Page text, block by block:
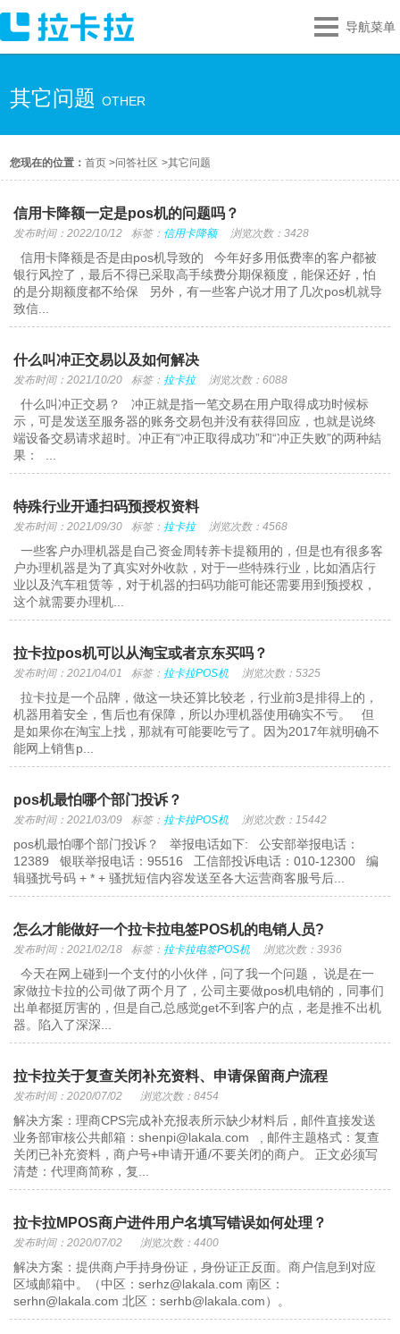
导航菜单
其它问题OTHER
您现在的位置：首页 >问答社区 >其它问题
信用卡降额一定是pos机的问题吗？
发布时间：2022/10/12 标签： 信用卡降额 浏览次数：3428
信用卡降额是否是由pos机导致的 今年好多用低费率的客户都被
银行风控了，最后不得已采取高手续费分期保额度，能保还好，怕
的是分期额度都不给保 另外，有一些客户说才用了几次pos机就导
致信...
什么叫冲正交易以及如何解决
发布时间：2021/10/20 标签： 拉卡拉 浏览次数：6088
什么叫冲正交易？ 冲正就是指一笔交易在用户取得成功时候标
示，可是发送至服务器的账务交易包并没有获得回应，也就是说终
端设备交易请求超时。冲正有“冲正取得成功”和“冲正失败”的两种結
果： ...
特殊行业开通扫码预授权资料
发布时间：2021/09/30 标签： 拉卡拉 浏览次数：4568
一些客户办理机器是自己资金周转养卡提额用的，但是也有很多客
户办理机器是为了真实对外收款，对于一些特殊行业，比如酒店行
业以及汽车租赁等，对于机器的扫码功能可能还需要用到预授权，
这个就需要办理机...
拉卡拉pos机可以从淘宝或者京东买吗？
发布时间：2021/04/01 标签： 拉卡拉POS机 浏览次数：5325
拉卡拉是一个品牌，做这一块还算比较老，行业前3是排得上的，
机器用着安全，售后也有保障，所以办理机器使用确实不亏。 但
是如果你在淘宝上找，那就有可能要吃亏了。因为2017年就明确不
能网上销售p...
pos机最怕哪个部门投诉？
发布时间：2021/03/09 标签： 拉卡拉POS机 浏览次数：15442
pos机最怕哪个部门投诉？ 举报电话如下: 公安部举报电话：
12389 银联举报电话：95516 工信部投诉电话：010-12300 编
辑骚扰号码 + * + 骚扰短信内容发送至各大运营商客服号后...
怎么才能做好一个拉卡拉电签POS机的电销人员?
发布时间：2021/02/18 标签： 拉卡拉电签POS机 浏览次数：3936
今天在网上碰到一个支付的小伙伴，问了我一个问题， 说是在一
家做拉卡拉的公司做了两个月了，公司主要做pos机电销的，同事们
出单都挺厉害的，但是自己总感觉get不到客户的点，老是推不出机
器。陷入了深深...
拉卡拉关于复查关闭补充资料、申请保留商户流程
发布时间：2020/07/02 浏览次数：8454
解决方案：理商CPS完成补充报表所示缺少材料后，邮件直接发送
业务部审核公共邮箱：shenpi@lakala.com , 邮件主题格式：复查
关闭已补充资料，商户号+申请开通/不要关闭的商户。 正文必须写
清楚：代理商简称，复...
拉卡拉MPOS商户进件用户名填写错误如何处理？
发布时间：2020/07/02 浏览次数：4400
解决方案：提供商户手持身份证，身份证正反面。商户信息到对应
区域邮箱中。（中区：serhz@lakala.com 南区：
serhn@lakala.com 北区：serhb@lakala.com）。